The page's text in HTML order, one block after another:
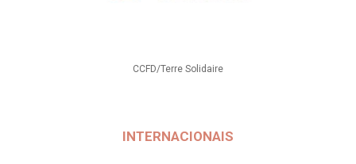
CCFD/Terre Solidaire
INTERNACIONAIS